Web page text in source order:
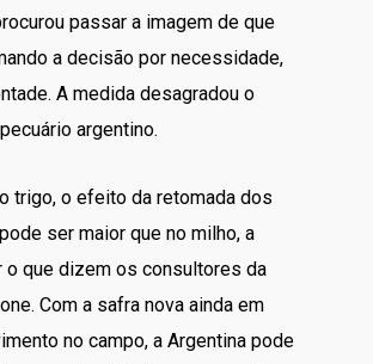
passar a imagem de que
a decisão por necessidade,
A medida desagradou o
argentino.
trigo, o efeito da retomada dos
ser maior que no milho, a
o que dizem os consultores da
Com a safra nova ainda em
no campo, a Argentina pode